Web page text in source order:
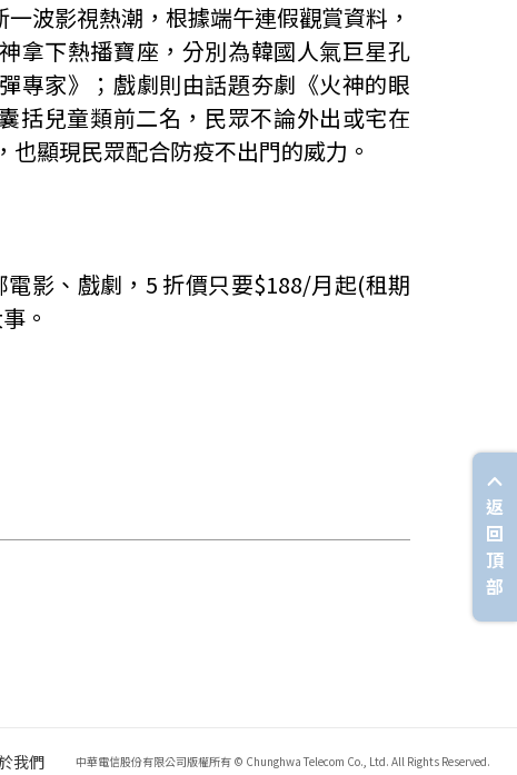
波影視熱潮，根據端午連假觀賞資料，
拿下熱播寶座，分別為韓國人氣巨星孔
專家》；戲劇則由話題夯劇《火神的眼
括兒童類前二名，民眾不論外出或宅在
也顯現民眾配合防疫不出門的威力。
影、戲劇， 5 折價只要$188/月起(租期
。
我們 中華電信股份有限公司版權所有 © Chunghwa Telecom Co., Ltd. All Rights Reserved.
返
回
頂
部